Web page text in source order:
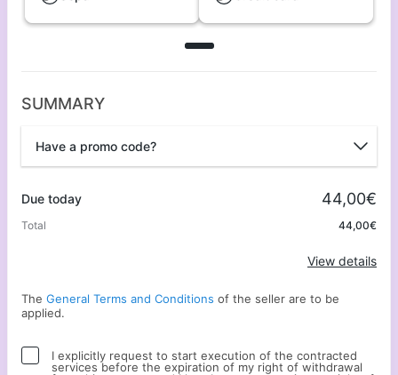
SUMMARY
Have a promo code?
Due today 44,00€
Total 44,00€
View details
The General Terms and Conditions of the seller are to be
applied.
I explicitly request to start execution of the contracted
services before the expiration of my right of withdrawal